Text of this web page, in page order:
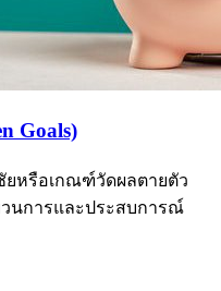
Goals)
ยหรือเกณฑ์วัดผลตายตัว
วนการและประสบการณ์